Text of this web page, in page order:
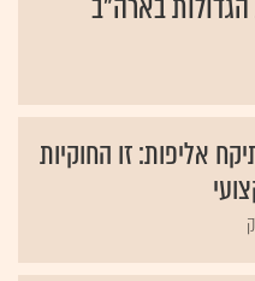
אליפות: זו החוקיות